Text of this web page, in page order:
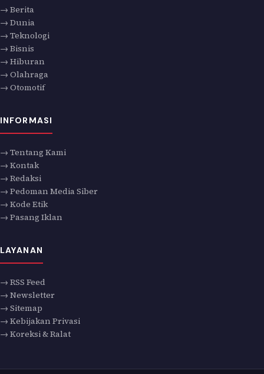
→ Berita
→ Dunia
→ Teknologi
→ Bisnis
→ Hiburan
→ Olahraga
→ Otomotif
INFORMASI
→ Tentang Kami
→ Kontak
→ Redaksi
→ Pedoman Media Siber
→ Kode Etik
→ Pasang Iklan
LAYANAN
→ RSS Feed
→ Newsletter
→ Sitemap
→ Kebijakan Privasi
→ Koreksi & Ralat